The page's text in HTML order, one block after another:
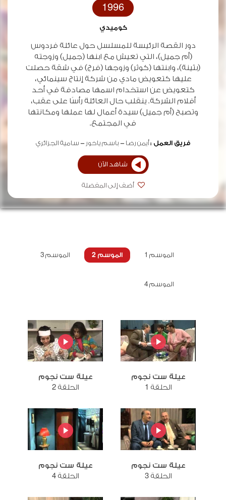
1996
كوميدي
دور القصة الرئيسة للمسلسل حول عائلة فردوس
(أم جميل)، التي تعيش مع ابنها (جميل) وزوجته
(بثينة)، وابنتها (كوثر) وزوجها (فرج) في شقة حصلت
عليها كتعويض مادي من شركة إنتاج سينمائي،
كتعويض عن استخدام اسمها مصادفة في أحد
أفلام الشركة. ينقلب حال العائلة رأسًا على عقب،
وتصبح (أم جميل) سيدة أعمال لها عملها ومكانتها
في المجتمع.
فريق العمل :أيمن رضا باسم ياخور سامية الجزائري
شاهد الآن
أضف إلى المفضلة
الموسم 1 الموسم 2 الموسم 3
الموسم 4
عيلة ست نجوم
الحلقة 1
عيلة ست نجوم
الحلقة 2
عيلة ست نجوم
الحلقة 3
عيلة ست نجوم
الحلقة 4